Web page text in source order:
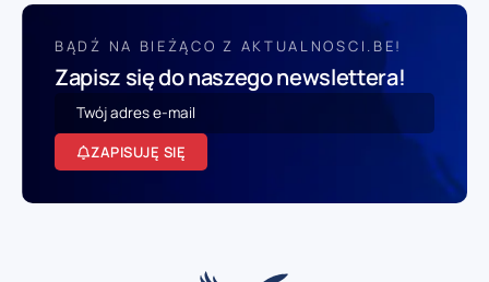
BĄDŹ NA BIEŻĄCO Z AKTUALNOSCI.BE!
Zapisz się do naszego newslettera!
ZAPISUJĘ SIĘ